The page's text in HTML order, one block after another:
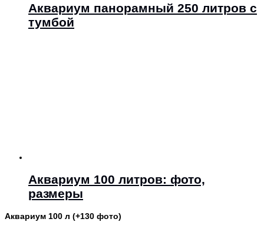
Аквариум панорамный 250 литров с
тумбой
Аквариум 100 литров: фото,
размеры
Аквариум 100 л (+130 фото)